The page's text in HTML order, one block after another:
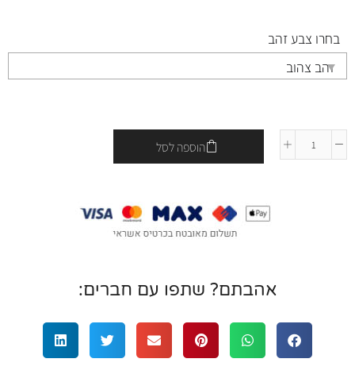
בחרו צבע זהב
הוספה לסל
אהבתם? שתפו עם חברים: